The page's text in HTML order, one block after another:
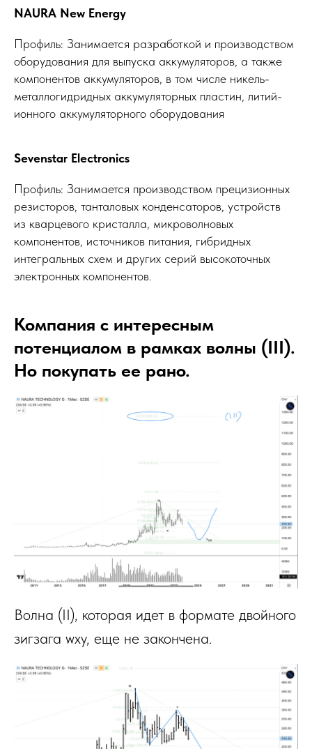
NAURA New Energy
Профиль: Занимается разработкой и производством
оборудования для выпуска аккумуляторов, а также
компонентов аккумуляторов, в том числе никель-
металлогидридных аккумуляторных пластин, литий-
ионного аккумуляторного оборудования
Sevenstar Electronics
Профиль: Занимается производством прецизионных
резисторов, танталовых конденсаторов, устройств
из кварцевого кристалла, микроволновых
компонентов, источников питания, гибридных
интегральных схем и других серий высокоточных
электронных компонентов.
Компания с интересным
потенциалом в рамках волны (III).
Но покупать ее рано.
Волна (II), которая идет в формате двойного
зигзага wxy, еще не закончена.